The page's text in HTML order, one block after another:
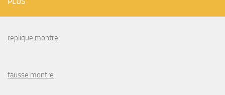
replique montre
fausse montre